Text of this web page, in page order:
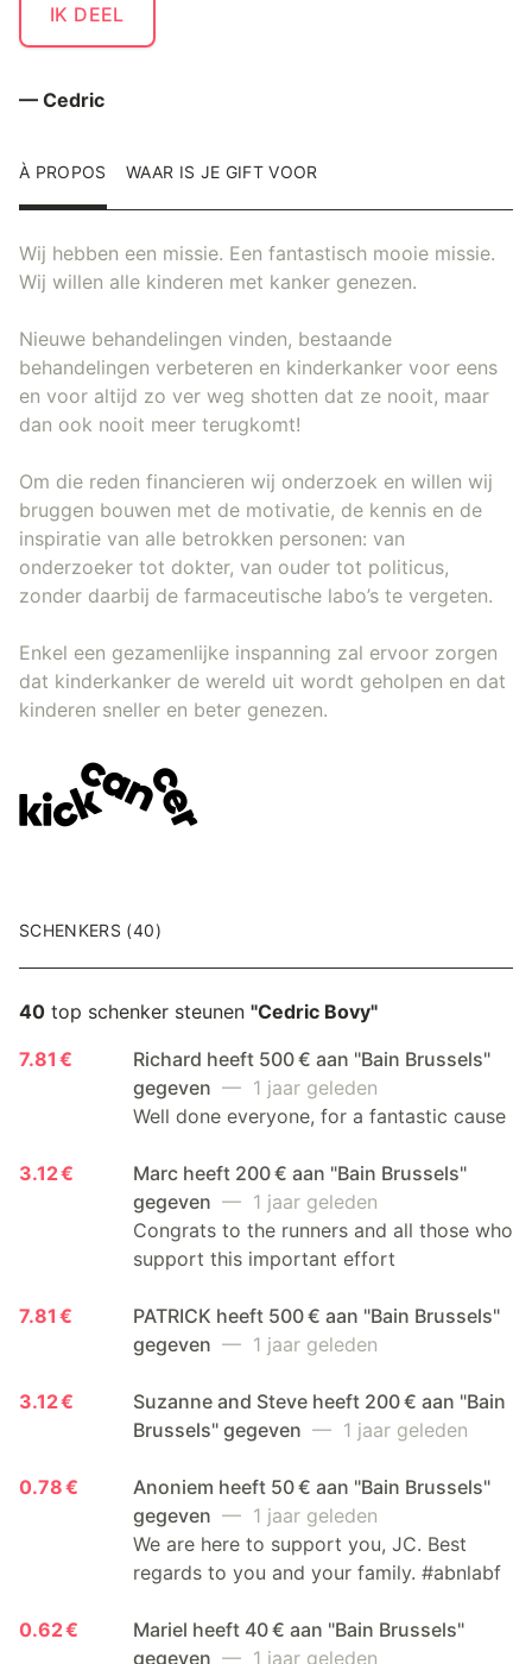
IK DEEL
— Cedric
À PROPOS WAAR IS JE GIFT VOOR
Wij hebben een missie. Een fantastisch mooie missie.
Wij willen alle kinderen met kanker genezen.
Nieuwe behandelingen vinden, bestaande
behandelingen verbeteren en kinderkanker voor eens
en voor altijd zo ver weg shotten dat ze nooit, maar
dan ook nooit meer terugkomt!
Om die reden financieren wij onderzoek en willen wij
bruggen bouwen met de motivatie, de kennis en de
inspiratie van alle betrokken personen: van
onderzoeker tot dokter, van ouder tot politicus,
zonder daarbij de farmaceutische labo’s te vergeten.
Enkel een gezamenlijke inspanning zal ervoor zorgen
dat kinderkanker de wereld uit wordt geholpen en dat
kinderen sneller en beter genezen.
SCHENKERS (40)
40 top schenker steunen "Cedric Bovy"
7.81 €
Richard heeft 500 € aan "Bain Brussels"
gegeven — 1 jaar geleden
Well done everyone, for a fantastic cause
3.12 €
Marc heeft 200 € aan "Bain Brussels"
gegeven — 1 jaar geleden
Congrats to the runners and all those who
support this important effort
7.81 €
PATRICK heeft 500 € aan "Bain Brussels"
gegeven — 1 jaar geleden
3.12 €
Suzanne and Steve heeft 200 € aan "Bain
Brussels" gegeven — 1 jaar geleden
0.78 €
Anoniem heeft 50 € aan "Bain Brussels"
gegeven — 1 jaar geleden
We are here to support you, JC. Best
regards to you and your family. #abnlabf
0.62 €
Mariel heeft 40 € aan "Bain Brussels"
gegeven — 1 jaar geleden